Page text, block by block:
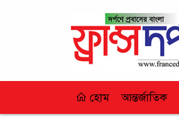
হোম আন্তর্জাতিক